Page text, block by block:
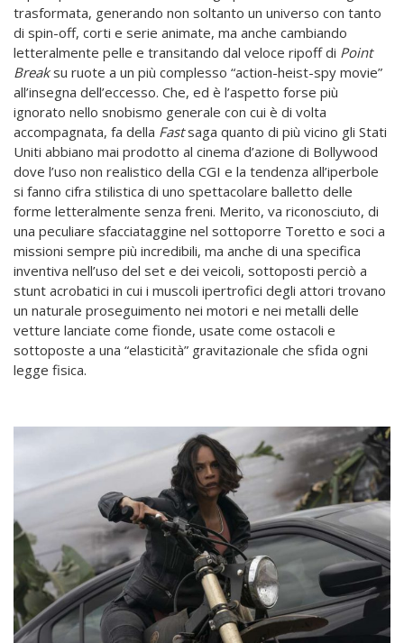
trasformata, generando non soltanto un universo con tanto
di spin-off, corti e serie animate, ma anche cambiando
letteralmente pelle e transitando dal veloce ripoff di Point
Breaksu ruote a un più complesso “action-heist-spy movie”
all’insegna dell’eccesso. Che, ed è l’aspetto forse più
ignorato nello snobismo generale con cui è di volta
accompagnata, fa della Fastsaga quanto di più vicino gli Stati
Uniti abbiano mai prodotto al cinema d’azione di Bollywood
dove l’uso non realistico della CGI e la tendenza all’iperbole
si fanno cifra stilistica di uno spettacolare balletto delle
forme letteralmente senza freni. Merito, va riconosciuto, di
una peculiare sfacciataggine nel sottoporre Toretto e soci a
missioni sempre più incredibili, ma anche di una specifica
inventiva nell’uso del set e dei veicoli, sottoposti perciò a
stunt acrobatici in cui i muscoli ipertrofici degli attori trovano
un naturale proseguimento nei motori e nei metalli delle
vetture lanciate come fionde, usate come ostacoli e
sottoposte a una “elasticità” gravitazionale che sfida ogni
legge fisica.